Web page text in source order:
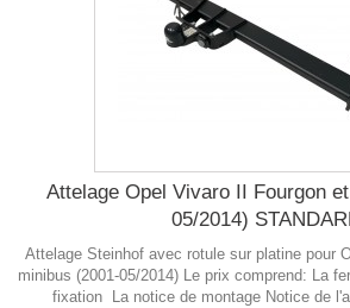
Attelage Opel Vivaro II Fourgon
05/2014)
Attelage Steinhof avec rotule sur platine pour
minibus (2001-05/2014) Le prix comprend: La
fixation La notice de montage Notice de